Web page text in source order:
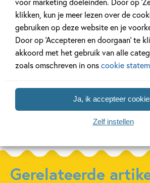
klikken, kun je meer lezen over de
gebruiken op deze website en je
Door op ‘Accepteren en doorgaan’ te
akkoord met het gebruik van alle
zoals omschreven in onscookie
Ja, ik accepteer
Zelf instellen
ik lees
informatief –
kijk, dit is mijn
huis!
Elisa van Spronsen,
ik lees
wil een
Anna Woltz,
Egeraat
Meer over deze serie
Gerelateerde